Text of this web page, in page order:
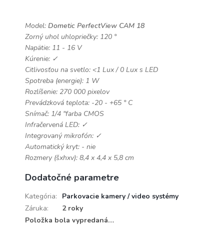
Model: Dometic PerfectView CAM 18
Zorný uhol uhlopriečky: 120 °
Napätie: 11 - 16 V
Kúrenie: ✓
Citlivosťou na svetlo: <1 Lux / 0 Lux s LED
Spotreba (energie): 1 W
Rozlíšenie: 270 000 pixelov
Prevádzková teplota: -20 - +65 ° C
Snímač: 1/4 "farba CMOS
Infračervená LED: ✓
Integrovaný mikrofón: ✓
Automatický kryt: - nie
Rozmery (šxhxv): 8,4 x 4,4 x 5,8 cm
Dodatočné parametre
Kategória:
Parkovacie kamery / video systémy
Záruka:
2 roky
Položka bola vypredaná…